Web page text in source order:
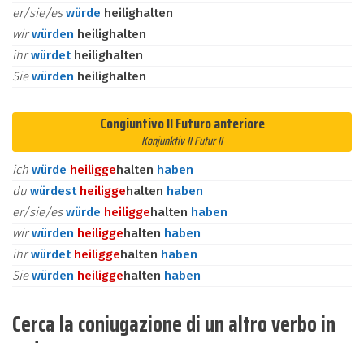
er/sie/eswürde heilighalten
wirwürden heilighalten
ihrwürdet heilighalten
Siewürden heilighalten
Congiuntivo II Futuro anteriore
Konjunktiv II Futur II
ich würde heiliggehalten haben
du würdest heiliggehalten haben
er/sie/eswürde heiliggehalten haben
wirwürden heiliggehalten haben
ihrwürdet heiliggehalten haben
Siewürden heiliggehalten haben
Cerca la coniugazione di un altro verbo in